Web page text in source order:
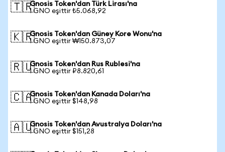
🇹🇷Gnosis Token'dan Türk Lirası'na
1 GNO eşittir ₺5.068,92
🇰🇷Gnosis Token'dan Güney Kore Wonu'na
1 GNO eşittir ₩150.873,07
🇷🇺Gnosis Token'dan Rus Rublesi'na
1 GNO eşittir ₽8.820,61
🇨🇦Gnosis Token'dan Kanada Doları'na
1 GNO eşittir $148,98
🇦🇺Gnosis Token'dan Avustralya Doları'na
1 GNO eşittir $151,28